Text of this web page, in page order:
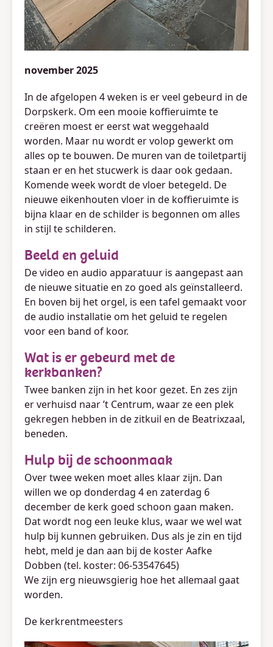
november 2025
In de afgelopen 4 weken is er veel gebeurd in de
Dorpskerk. Om een mooie koffieruimte te
creëren moest er eerst wat weggehaald
worden. Maar nu wordt er volop gewerkt om
alles op te bouwen. De muren van de toiletpartij
staan er en het stucwerk is daar ook gedaan.
Komende week wordt de vloer betegeld. De
nieuwe eikenhouten vloer in de koffieruimte is
bijna klaar en de schilder is begonnen om alles
in stijl te schilderen.
Beeld en geluid
De video en audio apparatuur is aangepast aan
de nieuwe situatie en zo goed als geïnstalleerd.
En boven bij het orgel, is een tafel gemaakt voor
de audio installatie om het geluid te regelen
voor een band of koor.
Wat is er gebeurd met de
kerkbanken?
Twee banken zijn in het koor gezet. En zes zijn
er verhuisd naar ’t Centrum, waar ze een plek
gekregen hebben in de zitkuil en de Beatrixzaal,
beneden.
Hulp bij de schoonmaak
Over twee weken moet alles klaar zijn. Dan
willen we op donderdag 4 en zaterdag 6
december de kerk goed schoon gaan maken.
Dat wordt nog een leuke klus, waar we wel wat
hulp bij kunnen gebruiken. Dus als je zin en tijd
hebt, meld je dan aan bij de koster Aafke
Dobben (tel. koster: 06-53547645)
We zijn erg nieuwsgierig hoe het allemaal gaat
worden.
De kerkrentmeesters